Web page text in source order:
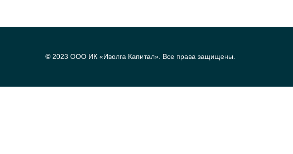
© 2023 ООО ИК «Иволга Капитал». Все права защищены.